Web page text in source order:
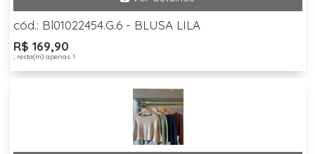
cód.: Bl01022454.G.6 - BLUSA LILA
R$ 169,90
, resta(m) apenas 1